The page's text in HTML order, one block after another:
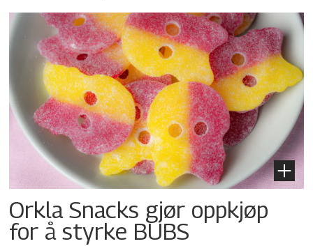
Orkla Snacks gjør oppkjøp
for å styrke BUBS